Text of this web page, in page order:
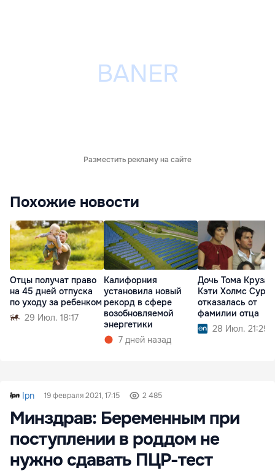
Разместить рекламу на сайте
Похожие новости
Отцы получат право
на 45 дней отпуска
по уходу за ребенком
29 Июл. 18:17
Калифорния
установила новый
рекорд в сфере
возобновляемой
энергетики
7 дней назад
Дочь Тома Круза
Кэти Холмс Сури
отказалась от
фамилии отца
28 Июл. 21:29
Ipn 19 февраля 2021, 17:15 2 485
Минздрав: Беременным при
поступлении в роддом не
нужно сдавать ПЦР-тест